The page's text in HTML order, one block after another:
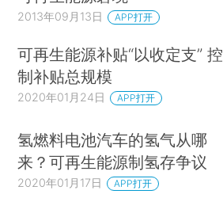
2013年09月13日 APP打开
可再生能源补贴“以收定支” 控
制补贴总规模
2020年01月24日 APP打开
氢燃料电池汽车的氢气从哪
来？可再生能源制氢存争议
2020年01月17日 APP打开